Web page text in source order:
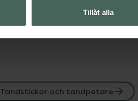
Tillåt alla
Tandstickor och tandpetare